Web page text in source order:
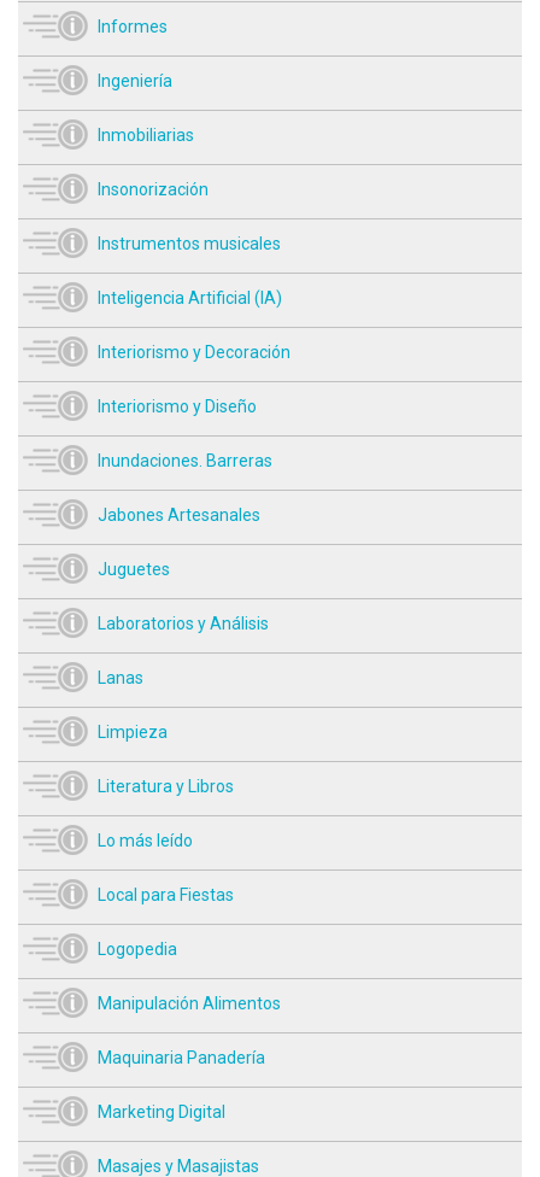
Informes
Ingeniería
Inmobiliarias
Insonorización
Instrumentos musicales
Inteligencia Artificial (IA)
Interiorismo y Decoración
Interiorismo y Diseño
Inundaciones. Barreras
Jabones Artesanales
Juguetes
Laboratorios y Análisis
Lanas
Limpieza
Literatura y Libros
Lo más leído
Local para Fiestas
Logopedia
Manipulación Alimentos
Maquinaria Panadería
Marketing Digital
Masajes y Masajistas